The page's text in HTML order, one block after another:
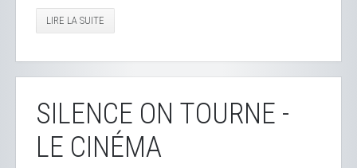
LIRE LA SUITE
SILENCE ON TOURNE -
LE CINÉMA